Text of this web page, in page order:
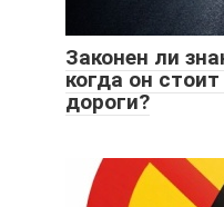
Законен ли
когда он
дороги?